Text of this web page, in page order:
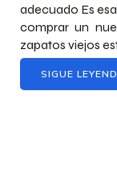
adecuado Es
comprar un
zapatos viejos
SIGUE